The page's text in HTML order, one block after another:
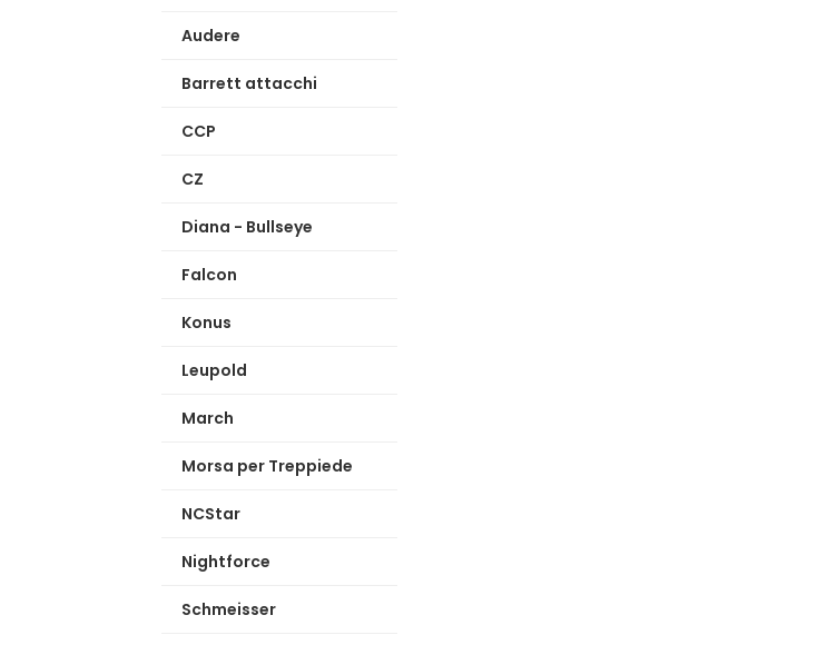
Audere
Barrett attacchi
CCP
CZ
Diana - Bullseye
Falcon
Konus
Leupold
March
Morsa per Treppiede
NCStar
Nightforce
Schmeisser